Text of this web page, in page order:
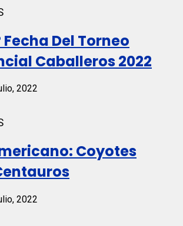
Fecha Del Torneo
Caballeros 2022
2022
Coyotes
2022